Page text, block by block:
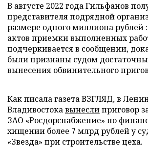
В августе 2022 года Гильфанов
представителя подрядной
размере одного миллиона рублей
актов приемки выполненных
подчеркивается в сообщении,
были признаны судом
вынесения обвинительного
Как писала газета ВЗГЛЯД, в
Владивостокавынеслиприговор
ЗАО «Росдорснабжение» по
хищении более 7 млрд рублей у
«Звезда» при строительстве цеха.